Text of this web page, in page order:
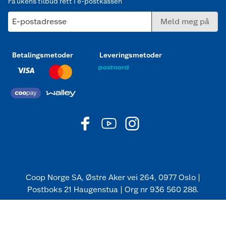
E-postadresse Meld meg på
Betalingsmetoder Leveringsmetoder
Coop Norge SA, Østre Aker vei 264, 0977 Oslo |
Postboks 21 Haugenstua | Org nr 936 560 288.